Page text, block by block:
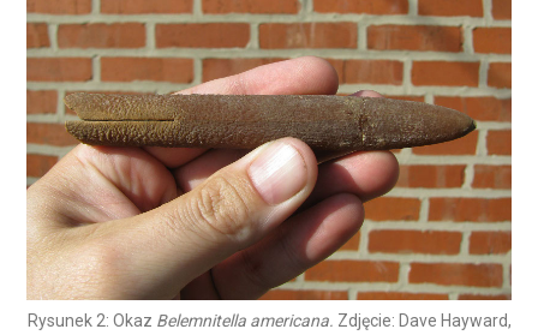
Rysunek 2: Okaz Belemnitella americana. Zdjęcie: Dave Hayward,